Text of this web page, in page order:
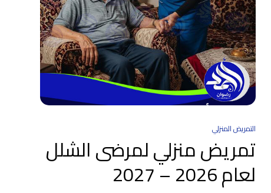
التمريض المنزلي
تمريض منزلي لمرضى الشلل
لعام 2026 – 2027